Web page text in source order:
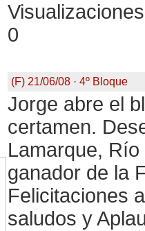
0
(F) 21/06/08 · 4º Bloque
Jorge abre el
certamen.
Lamarque,
ganador de la
Felicitaciones
saludos y